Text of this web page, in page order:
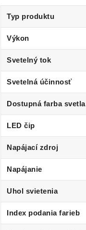
Typ produktu
Výkon
Svetelný tok
Svetelná účinnosť
Dostupná farba svetla
LED čip
Napájací zdroj
Napájanie
Uhol svietenia
Index podania farieb